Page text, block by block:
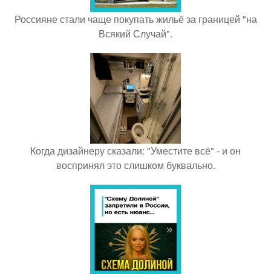
Россияне стали чаще покупать жильё за границей "на
Всякий Случай".
Когда дизайнеру сказали: "Уместите всё" - и он
воспринял это слишком буквально.